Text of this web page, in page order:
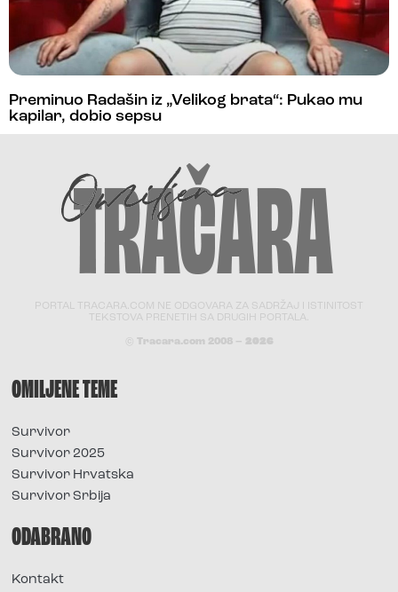
Preminuo Radašin iz „Velikog brata“: Pukao mu
kapilar, dobio sepsu
PORTAL TRACARA.COM NE ODGOVARA ZA SADRŽAJ I ISTINITOST
TEKSTOVA PRENETIH SA DRUGIH PORTALA.
© Tracara.com 2008 – 2026
OMILJENE TEME
Survivor
Survivor 2025
Survivor Hrvatska
Survivor Srbija
ODABRANO
Kontakt